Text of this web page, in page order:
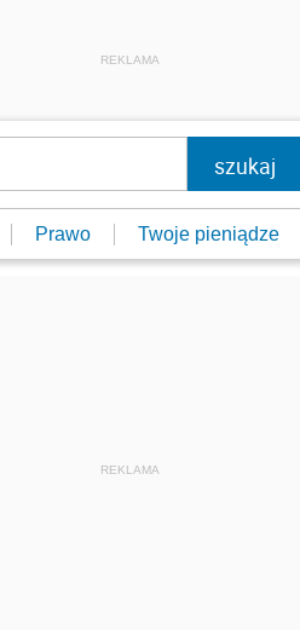
REKLAMA
Prawo Twoje pieniądze